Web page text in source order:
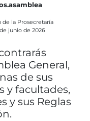
de la Prosecretaría
junio de 2026
General,
de sus
y facultades,
y sus Reglas